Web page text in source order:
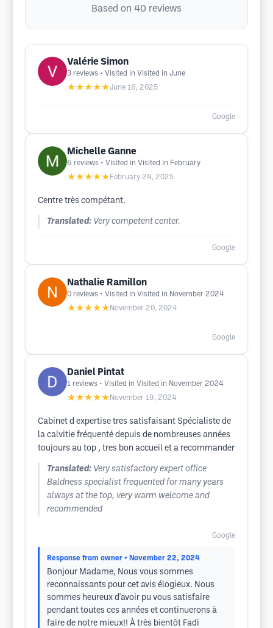
Based on 40 reviews
Valérie Simon
3 reviews • Visited in Visited in June
★★★★★June 16, 2025
Google
Michelle Ganne
6 reviews • Visited in Visited in February
★★★★★ February 24, 2025
Centre très compétant.
Translated: Very competent center.
Google
Nathalie Ramillon
0 reviews • Visited in Visited in November 2024
★★★★★ November 20, 2024
Google
Daniel Pintat
1 reviews • Visited in Visited in November 2024
★★★★★ November 19, 2024
Cabinet d expertise tres satisfaisant Spécialiste de
la calvitie fréquenté depuis de nombreuses années
toujours au top , tres bon accueil et a recommander
Translated: Very satisfactory expert office
Baldness specialist frequented for many years
always at the top, very warm welcome and
recommended
Google
Response from owner • November 22, 2024
Bonjour Madame, Nous vous sommes
reconnaissants pour cet avis élogieux. Nous
sommes heureux d'avoir pu vous satisfaire
pendant toutes ces années et continuerons à
faire de notre mieux!! À très bientôt Fadi